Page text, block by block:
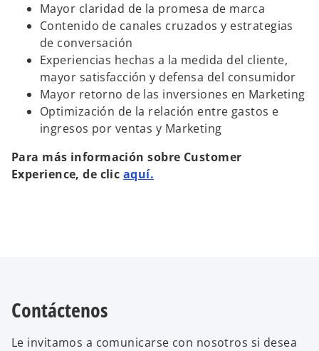
Mayor claridad de la promesa de marca
Contenido de canales cruzados y estrategias
de conversación
Experiencias hechas a la medida del cliente,
mayor satisfacción y defensa del consumidor
Mayor retorno de las inversiones en Marketing
Optimización de la relación entre gastos e
ingresos por ventas y Marketing
Para más información sobre Customer
Experience, de clic aquí.
Contáctenos
Le invitamos a comunicarse con nosotros si desea